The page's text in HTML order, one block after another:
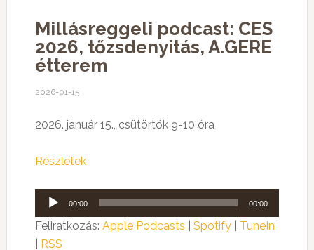
Millásreggeli podcast: CES
2026, tőzsdenyitás, A.GERE
étterem
2026-01-15
2026. január 15., csütörtök 9-10 óra
Részletek
Audió
lejátszó
00:00 00:00
Feliratkozás: Apple Podcasts Spotify| TuneIn
RSS